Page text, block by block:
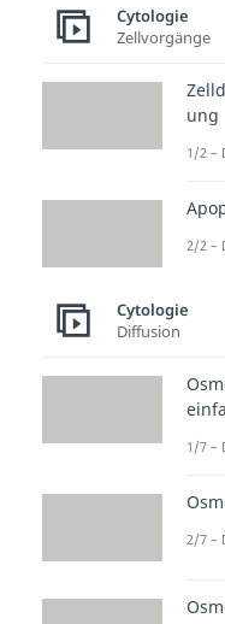
in
Cytologie
Zellvorgänge
ung
1/2 –
2/2 –
Cytologie
Diffusion
1/7 –
2/7 –